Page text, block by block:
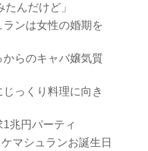
んだけど」
ンは女性の婚期を
らのキャバ嬢気質
っくり料理に向き
兆円パーティ
マシュランお誕生日